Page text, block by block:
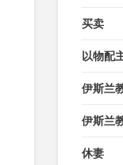
买卖
以物配
伊斯兰
伊斯兰
休妻